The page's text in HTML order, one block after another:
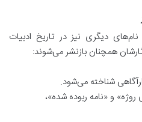
دیگری نیز در تاریخ ادبیات
همچنان بازنشر می‌شوند:
شناخته می‌شود.
روژه» و «نامه ربوده شده»،